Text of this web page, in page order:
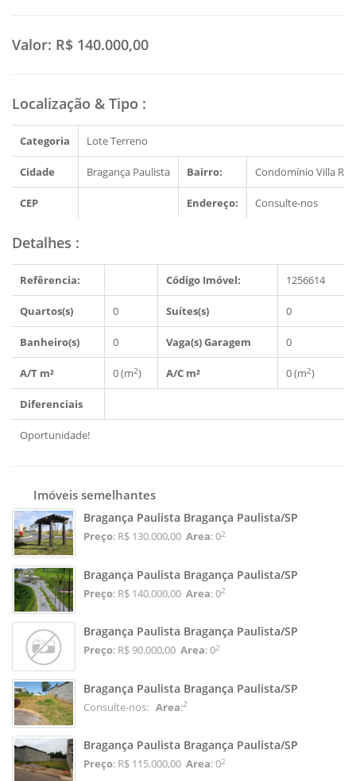
Valor: R$ 140.000,00
Localização & Tipo :
Categoria Lote Terreno
Cidade Bragança Paulista Bairro: Condomínio Villa
CEP Endereço: Consulte-nos
Detalhes :
Refêrencia: Código Imóvel: 1256614
Quartos(s) 0 Suítes(s) 0
Banheiro(s) 0 Vaga(s) Garagem 0
A/T m² 0 (m2) A/C m² 0 (m2)
Diferenciais
Oportunidade!
Imóveis semelhantes
Bragança Paulista Bragança Paulista/SP
Preço: R$ 130.000,00 Area: 02
Bragança Paulista Bragança Paulista/SP
Preço: R$ 140.000,00 Area: 02
Bragança Paulista Bragança Paulista/SP
Preço: R$ 90.000,00 Area: 02
Bragança Paulista Bragança Paulista/SP
Consulte-nos: Area:2
Bragança Paulista Bragança Paulista/SP
Preço: R$ 115.000,00 Area: 02